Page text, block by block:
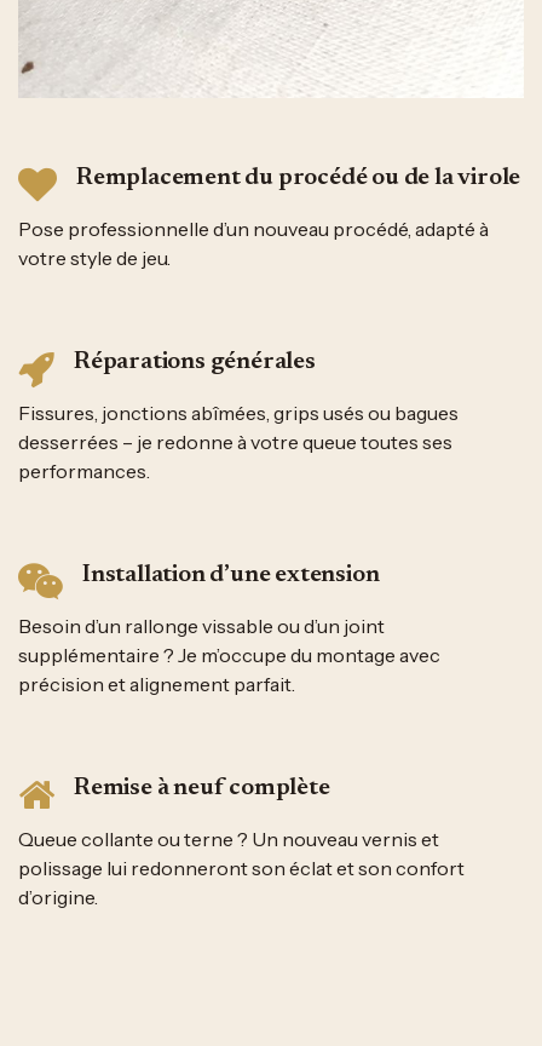
Remplacement du procédé ou de la virole
Pose professionnelle d’un nouveau procédé, adapté à
votre style de jeu.
Réparations générales
Fissures, jonctions abîmées, grips usés ou bagues
desserrées – je redonne à votre queue toutes ses
performances.
Installation d’une extension
Besoin d’un rallonge vissable ou d’un joint
supplémentaire ? Je m’occupe du montage avec
précision et alignement parfait.
Remise à neuf complète
Queue collante ou terne ? Un nouveau vernis et
polissage lui redonneront son éclat et son confort
d’origine.